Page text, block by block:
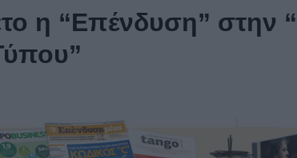
η “Επένδυση” στην